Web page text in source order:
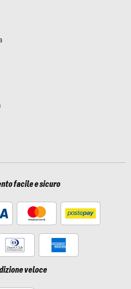
facile e sicuro
veloce